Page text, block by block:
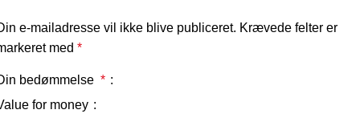
e-mailadresse vil ikke blive publiceret. Krævede felter er
med *
bedømmelse *
for money